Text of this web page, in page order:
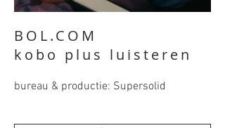
BOL.COM
kobo plus luisteren
bureau & productie: Supersolid